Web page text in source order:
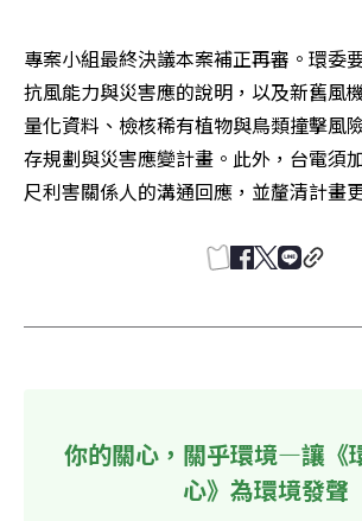
專案小組最終決議本案補正再審。環委
抗風能力與災害應的說明，以及新舊風
量化資料、檢核稀有植物與鳥類撞擊風
存規劃與災害應變計畫。此外，台電須
尺利害關係人的溝通回應，並釐清計畫
你的關心，關乎環境—讓《
心》為環境發聲